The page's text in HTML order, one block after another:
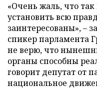
«Очень жаль, что
установить всю
заинтересованы»,–
спикер парламента
не верю, что
органы способны
говорит депутат от
национальное